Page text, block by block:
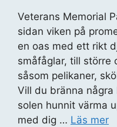
Veterans Memorial
sidan viken på
en oas med ett rikt
småfåglar, till större
såsom pelikaner,
Vill du bränna några
solen hunnit värma
med dig … Läs mer